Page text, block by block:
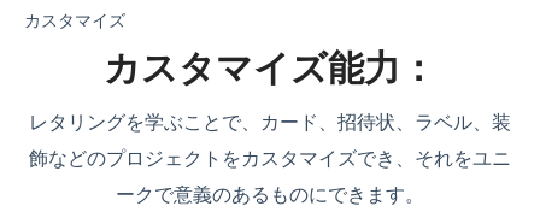
カスタマイズ
カスタマイズ能力：
レタリングを学ぶことで、カード、招待状、ラベル、装
飾などのプロジェクトをカスタマイズでき、それをユニ
ークで意義のあるものにできます。